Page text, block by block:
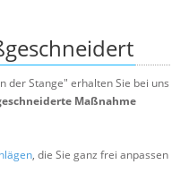
der Stange" erhalten Sie bei uns
Maßnahme
, die Sie ganz frei anpassen